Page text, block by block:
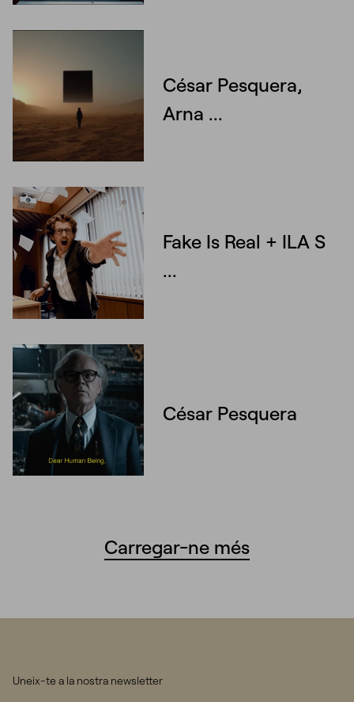
César Pesquera,
Arna ...
Fake Is Real + ILA S
...
César Pesquera
Carregar-ne més
Uneix-te a la nostra newsletter